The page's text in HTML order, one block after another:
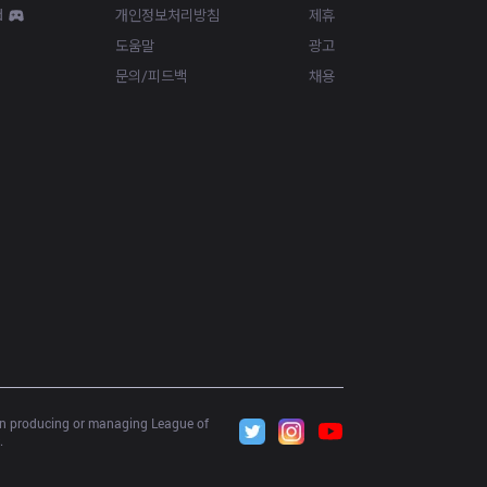
개인정보처리방침
도움말
문의/피드백
제휴
광고
채용
producing or managing League of